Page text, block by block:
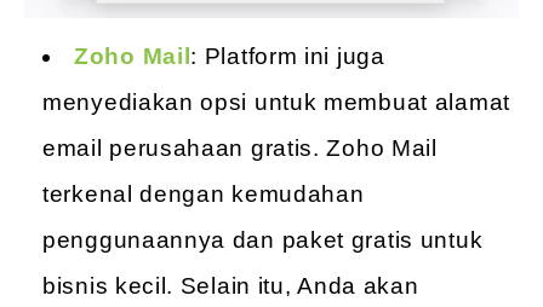
Zoho Mail : Platform ini juga
menyediakan opsi untuk membuat alamat
email perusahaan gratis. Zoho Mail
terkenal dengan kemudahan
penggunaannya dan paket gratis untuk
bisnis kecil. Selain itu, Anda akan